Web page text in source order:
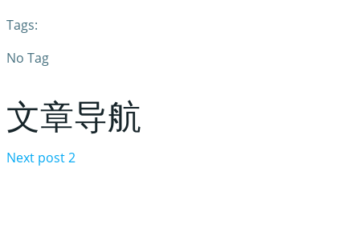
Tags:
No Tag
文章导航
Next post2